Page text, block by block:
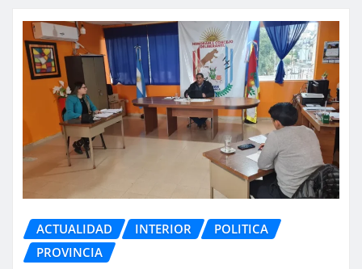
ACTUALIDAD INTERIOR
POLITICA
PROVINCIA